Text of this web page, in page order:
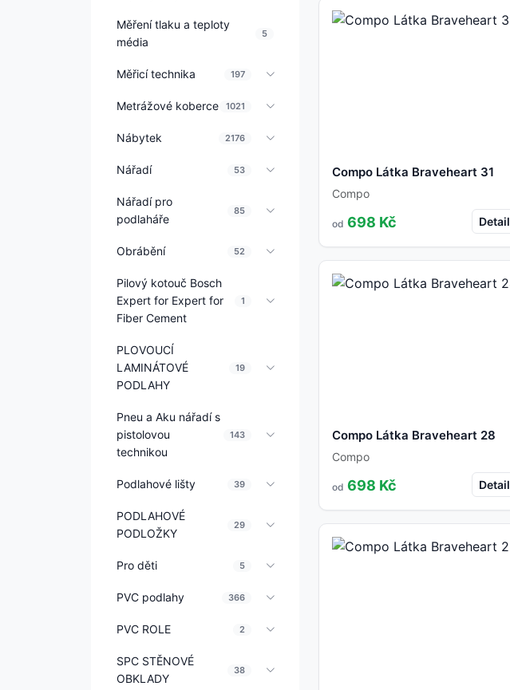
Compo Látka Braveheart 31
Compo
od 698 Kč Detail
Compo Látka Braveheart 28
Compo
od 698 Kč Detail
Měření tlaku a teploty
média
5
Měřicí technika 197
Metrážové koberce 1021
Nábytek 2176
Nářadí 53
Nářadí pro
podlaháře
85
Obrábění 52
Pilový kotouč Bosch
Expert for Expert for
Fiber Cement
1
PLOVOUCÍ
LAMINÁTOVÉ
PODLAHY
19
Pneu a Aku nářadí s
pistolovou
technikou
143
Podlahové lišty 39
PODLAHOVÉ
PODLOŽKY
29
Pro děti 5
PVC podlahy 366
PVC ROLE 2
SPC STĚNOVÉ
OBKLADY
38